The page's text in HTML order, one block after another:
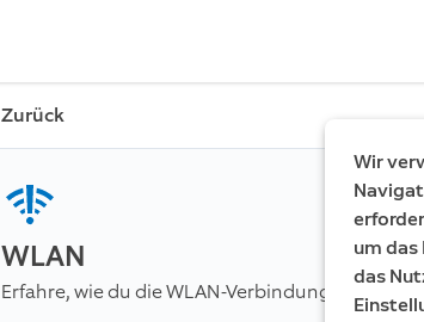
Zurück
WLAN
Erfahre, wie du die WLAN-Verbindung deiner
Wir
um das
das